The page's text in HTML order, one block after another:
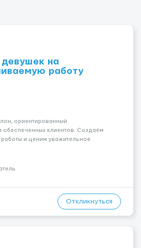
на
работу
ориентированный
обеспеченных клиентов. Создаём
и ценим уважительное
2000 € в неделю и выше 💎 Честная
Откликнуться